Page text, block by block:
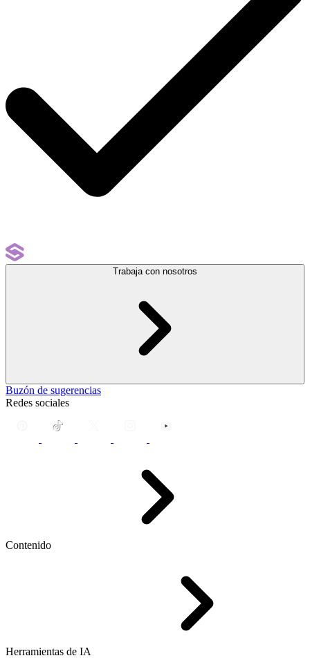
Trabaja con nosotros
Buzón de sugerencias
Redes sociales
Contenido
Herramientas de IA